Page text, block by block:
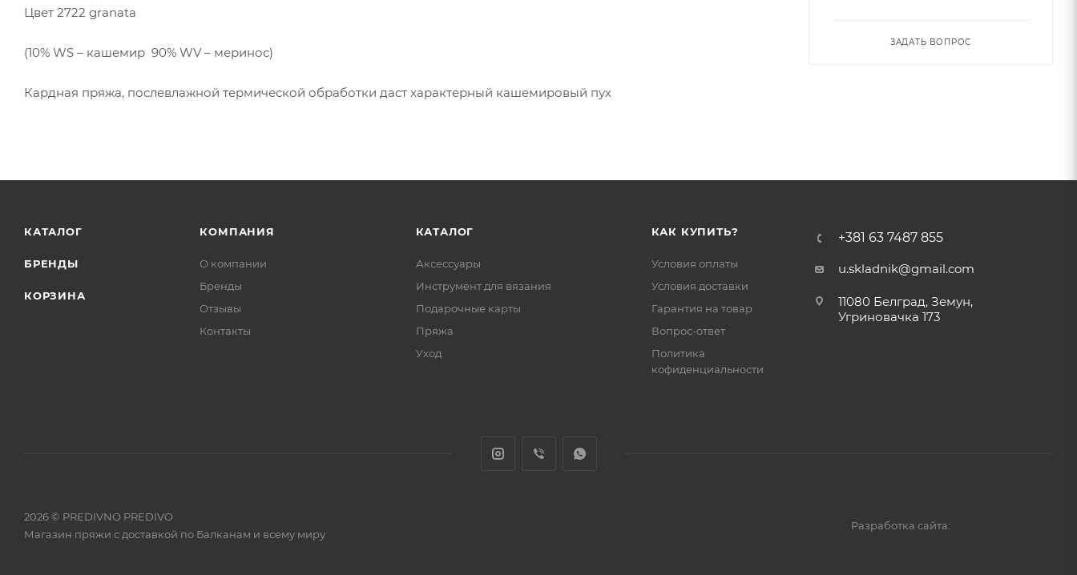
Цвет 2722 granata
(10% WS – кашемир 90% WV – меринос)
Кардная пряжа, послевлажной термической обработки даст характерный кашемировый пух
ЗАДАТЬ ВОПРОС
КАТАЛОГ
БРЕНДЫ
КОРЗИНА
КОМПАНИЯ
О компании
Бренды
Отзывы
Контакты
КАТАЛОГ
Аксессуары
Инструмент для вязания
Подарочные карты
Пряжа
Уход
КАК КУПИТЬ?
Условия оплаты
Условия доставки
Гарантия на товар
Вопрос-ответ
Политика
кофиденциальности
+381 63 7487 855
u.skladnik@gmail.com
11080 Белград, Земун,
Угриновачка 173
2026 © PREDIVNO PREDIVO
Магазин пряжи с доставкой по Балканам и всему миру
Разработка сайта: